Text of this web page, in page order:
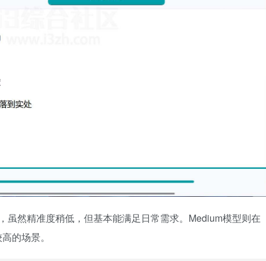
虽然精准度稍低，但基本能满足日常需求。Medium模型则在
的场景。